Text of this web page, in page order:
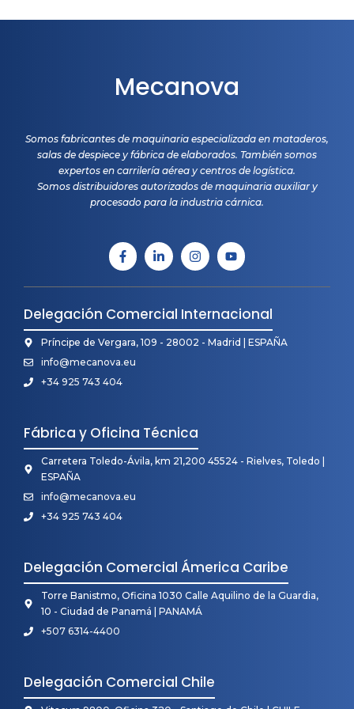
Mecanova
Somos fabricantes de maquinaria especializada en mataderos,
salas de despiece y fábrica de elaborados. También somos
expertos en carrilería aérea y centros de logística.
Somos distribuidores autorizados de maquinaria auxiliar y
procesado para la industria cárnica.
Delegación Comercial Internacional
Príncipe de Vergara, 109 - 28002 - Madrid | ESPAÑA
info@mecanova.eu
+34 925 743 404
Fábrica y Oficina Técnica
Carretera Toledo-Ávila, km 21,200 45524 - Rielves, Toledo |
ESPAÑA
info@mecanova.eu
+34 925 743 404
Delegación Comercial Ámerica Caribe
Torre Banistmo, Oficina 1030 Calle Aquilino de la Guardia,
10 - Ciudad de Panamá | PANAMÁ
+507 6314-4400
Delegación Comercial Chile